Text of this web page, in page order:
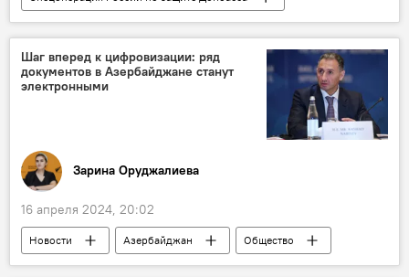
Россия
Украина
ВСУ
Владимир Зеленский
Мария Захарова
Законодательство
Мобилизация
Шаг вперед к цифровизации: ряд
документов в Азербайджане станут
электронными
Зарина Оруджалиева
16 апреля 2024, 20:02
Новости Азербайджан
Общество
цифровизация
удостоверение личности